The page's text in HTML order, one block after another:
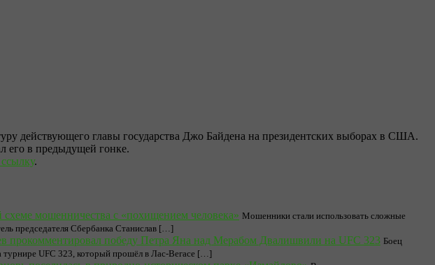
действующего главы государства Джо Байдена на президентских выборах в США.
его в предыдущей гонке.
.
схеме мошенничества с «похищением человека» Мошенники стали использовать сложные
председателя Сбербанка Станислав […]
прокомментировал победу Петра Яна над Мерабом Двалишвили на UFC 323 Боец
UFC 323, который прошёл в Лас-Вегасе […]